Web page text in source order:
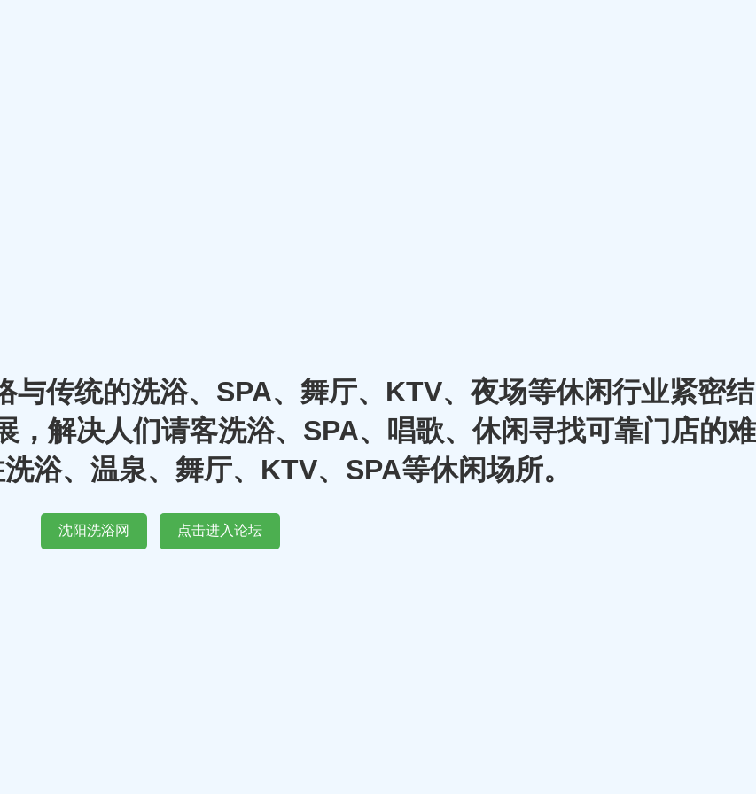
传统的洗浴、SPA、舞厅、KTV、夜场等休闲行业紧密结
，解决人们请客洗浴、SPA、唱歌、休闲寻找可靠门店的难
浴、温泉、舞厅、KTV、SPA等休闲场所。
沈阳洗浴网 点击进入论坛